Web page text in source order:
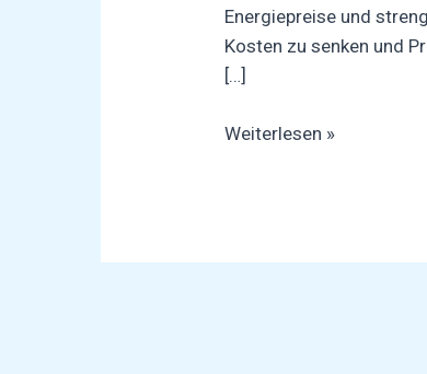
Energiepreise und
Kosten zu senken und
[…]
Weiterlesen »